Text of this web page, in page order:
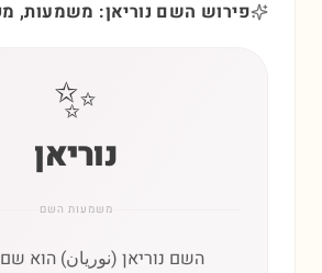
פירוש השם נוריאן: משמעות,
✨
נוריאן
משמעות השם
השם נוריאן (نوريان) הוא